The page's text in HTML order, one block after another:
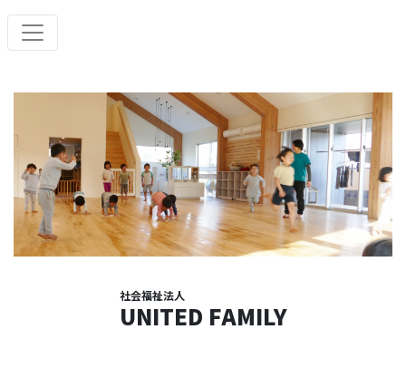
社会福祉法人
UNITED FAMILY